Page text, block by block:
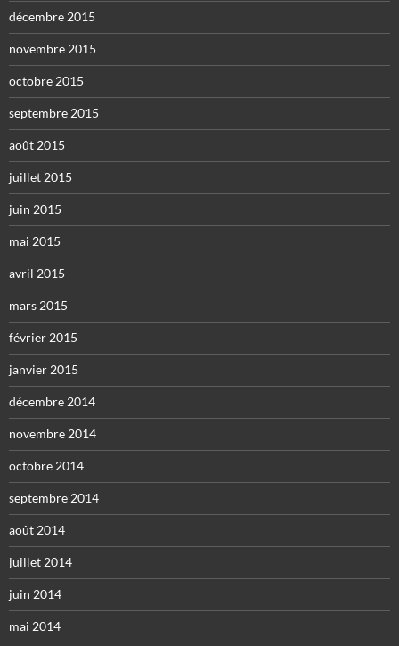
décembre 2015
novembre 2015
octobre 2015
septembre 2015
août 2015
juillet 2015
juin 2015
mai 2015
avril 2015
mars 2015
février 2015
janvier 2015
décembre 2014
novembre 2014
octobre 2014
septembre 2014
août 2014
juillet 2014
juin 2014
mai 2014